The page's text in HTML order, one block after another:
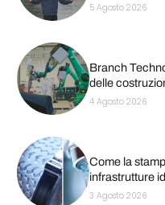
5 Agosto 2026
Branch
delle
4 Agosto 2026
Come la
infrastrutture
3 Agosto 2026